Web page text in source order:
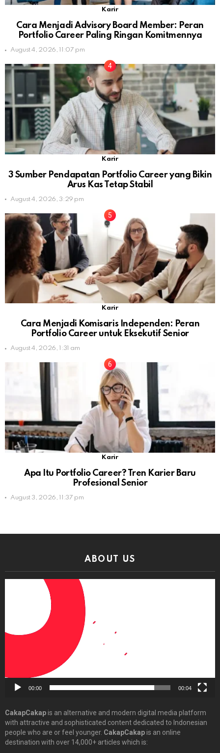
Karir
Cara Menjadi Advisory Board Member: Peran
Portfolio Career Paling Ringan Komitmennya
August 4, 2026, 11:07 pm
Karir
3 Sumber Pendapatan Portfolio Career yang Bikin
Arus Kas Tetap Stabil
August 4, 2026, 3:29 pm
Karir
Cara Menjadi Komisaris Independen: Peran
Portfolio Career untuk Eksekutif Senior
August 4, 2026, 1:31 am
Karir
Apa Itu Portfolio Career? Tren Karier Baru
Profesional Senior
August 3, 2026, 11:37 pm
ABOUT US
00:00 00:04
CakapCakapis an alternative and modern digital media platform
with attractive and sophisticated content dedicated to Indonesian
people who are or feel younger. CakapCakapis an online
destination with over 14,000+ articles which is: